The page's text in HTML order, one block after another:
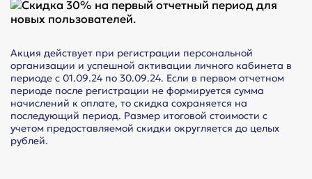
Акция действует при регистрации персональной
организации и успешной активации личного кабинета в
периоде с 01.09.24 по 30.09.24. Если в первом отчетном
периоде после регистрации не формируется сумма
начислений к оплате, то скидка сохраняется на
последующий период. Размер итоговой стоимости с
учетом предоставляемой скидки округляется до целых
рублей.